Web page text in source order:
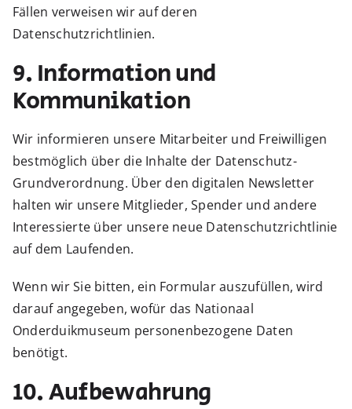
Fällen verweisen wir auf deren
Datenschutzrichtlinien.
9. Information und
Kommunikation
Wir informieren unsere Mitarbeiter und Freiwilligen
bestmöglich über die Inhalte der Datenschutz-
Grundverordnung. Über den digitalen Newsletter
halten wir unsere Mitglieder, Spender und andere
Interessierte über unsere neue Datenschutzrichtlinie
auf dem Laufenden.
Wenn wir Sie bitten, ein Formular auszufüllen, wird
darauf angegeben, wofür das Nationaal
Onderduikmuseum personenbezogene Daten
benötigt.
10. Aufbewahrung